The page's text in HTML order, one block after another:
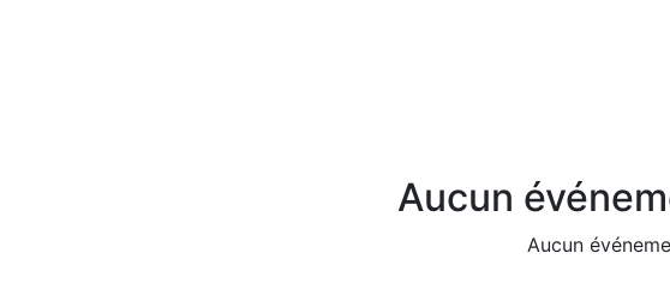
Aucun
Aucun